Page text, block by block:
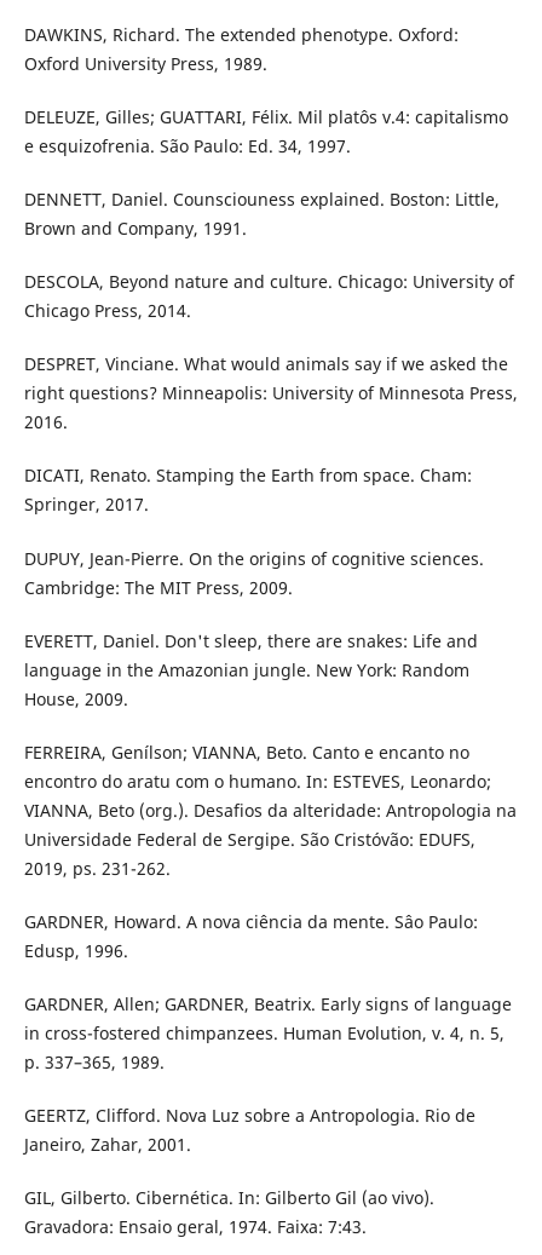
DAWKINS, Richard. The extended phenotype. Oxford:
Oxford University Press, 1989.
DELEUZE, Gilles; GUATTARI, Félix. Mil platôs v.4: capitalismo
e esquizofrenia. São Paulo: Ed. 34, 1997.
DENNETT, Daniel. Counsciouness explained. Boston: Little,
Brown and Company, 1991.
DESCOLA, Beyond nature and culture. Chicago: University of
Chicago Press, 2014.
DESPRET, Vinciane. What would animals say if we asked the
right questions? Minneapolis: University of Minnesota Press,
2016.
DICATI, Renato. Stamping the Earth from space. Cham:
Springer, 2017.
DUPUY, Jean-Pierre. On the origins of cognitive sciences.
Cambridge: The MIT Press, 2009.
EVERETT, Daniel. Don't sleep, there are snakes: Life and
language in the Amazonian jungle. New York: Random
House, 2009.
FERREIRA, Genílson; VIANNA, Beto. Canto e encanto no
encontro do aratu com o humano. In: ESTEVES, Leonardo;
VIANNA, Beto (org.). Desafios da alteridade: Antropologia na
Universidade Federal de Sergipe. São Cristóvão: EDUFS,
2019, ps. 231-262.
GARDNER, Howard. A nova ciência da mente. Sâo Paulo:
Edusp, 1996.
GARDNER, Allen; GARDNER, Beatrix. Early signs of language
in cross-fostered chimpanzees. Human Evolution, v. 4, n. 5,
p. 337–365, 1989.
GEERTZ, Clifford. Nova Luz sobre a Antropologia. Rio de
Janeiro, Zahar, 2001.
GIL, Gilberto. Cibernética. In: Gilberto Gil (ao vivo).
Gravadora: Ensaio geral, 1974. Faixa: 7:43.